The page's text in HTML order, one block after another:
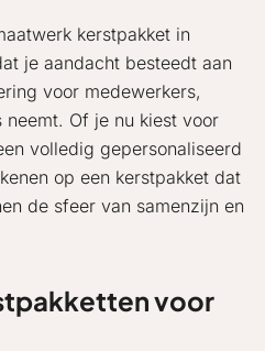
kerstpakket in
je aandacht besteedt aan
voor medewerkers,
neemt. Of je nu kiest voor
volledig gepersonaliseerd
op een kerstpakket dat
de sfeer van samenzijn en
voor